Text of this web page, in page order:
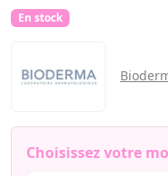
En stock
Choisissez votre